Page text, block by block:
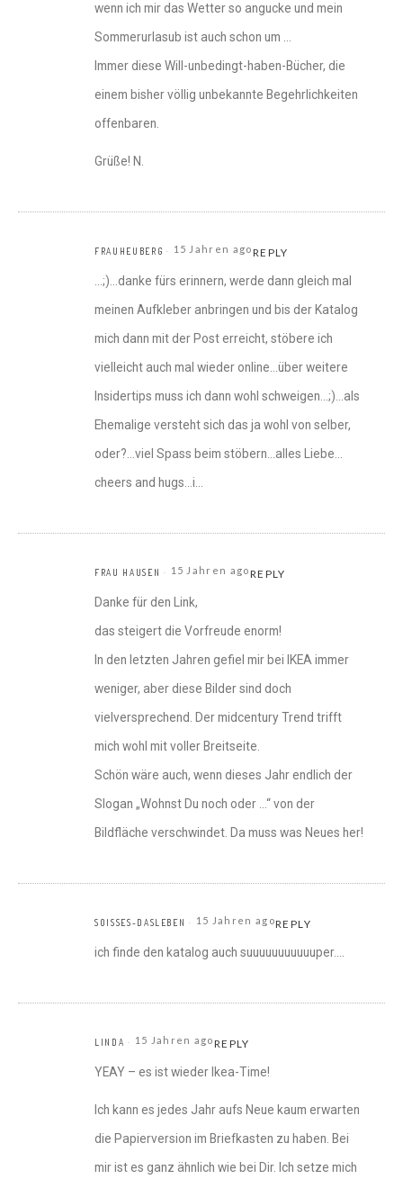
wenn ich mir das Wetter so angucke und mein
Sommerurlasub ist auch schon um …
Immer diese Will-unbedingt-haben-Bücher, die
einem bisher völlig unbekannte Begehrlichkeiten
offenbaren.
Grüße! N.
FRAUHEUBERG 15 Jahren agoREPLY
…;)…danke fürs erinnern, werde dann gleich mal
meinen Aufkleber anbringen und bis der Katalog
mich dann mit der Post erreicht, stöbere ich
vielleicht auch mal wieder online…über weitere
Insidertips muss ich dann wohl schweigen…;)…als
Ehemalige versteht sich das ja wohl von selber,
oder?…viel Spass beim stöbern…alles Liebe…
cheers and hugs…i…
FRAU HAUSEN 15 Jahren agoREPLY
Danke für den Link,
das steigert die Vorfreude enorm!
In den letzten Jahren gefiel mir bei IKEA immer
weniger, aber diese Bilder sind doch
vielversprechend. Der midcentury Trend trifft
mich wohl mit voller Breitseite.
Schön wäre auch, wenn dieses Jahr endlich der
Slogan „Wohnst Du noch oder …“ von der
Bildfläche verschwindet. Da muss was Neues her!
SOISSES-DASLEBEN 15 Jahren agoREPLY
ich finde den katalog auch suuuuuuuuuuuper….
LINDA 15 Jahren agoREPLY
YEAY – es ist wieder Ikea-Time!
Ich kann es jedes Jahr aufs Neue kaum erwarten
die Papierversion im Briefkasten zu haben. Bei
mir ist es ganz ähnlich wie bei Dir. Ich setze mich